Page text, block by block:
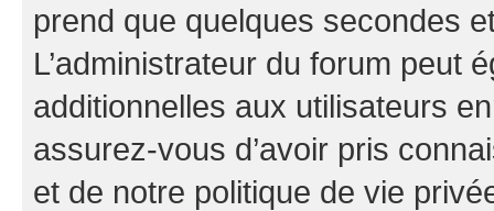
prend que quelques secondes
L’administrateur du forum peut
additionnelles aux utilisateurs
assurez-vous d’avoir pris
et de notre politique de vie